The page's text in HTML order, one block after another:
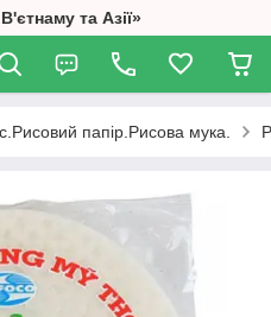
та Азії»
папір.Рисова мука.